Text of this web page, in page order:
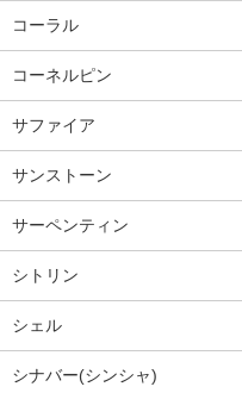
コーラル
コーネルピン
サファイア
サンストーン
サーペンティン
シトリン
シェル
シナバー(シンシャ)